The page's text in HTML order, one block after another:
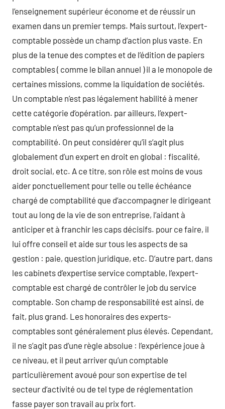
l’enseignement supérieur économe et de réussir un
examen dans un premier temps. Mais surtout, l’expert-
comptable possède un champ d’action plus vaste. En
plus de la tenue des comptes et de l’édition de papiers
comptables ( comme le bilan annuel ) il a le monopole de
certaines missions, comme la liquidation de sociétés.
Un comptable n’est pas légalement habilité à mener
cette catégorie d’opération. par ailleurs, l’expert-
comptable n’est pas qu’un professionnel de la
comptabilité. On peut considérer qu’il s’agit plus
globalement d’un expert en droit en global : fiscalité,
droit social, etc. A ce titre, son rôle est moins de vous
aider ponctuellement pour telle ou telle échéance
chargé de comptabilité que d’accompagner le dirigeant
tout au long de la vie de son entreprise, l’aidant à
anticiper et à franchir les caps décisifs. pour ce faire, il
lui offre conseil et aide sur tous les aspects de sa
gestion : paie, question juridique, etc. D’autre part, dans
les cabinets d’expertise service comptable, l’expert-
comptable est chargé de contrôler le job du service
comptable. Son champ de responsabilité est ainsi, de
fait, plus grand. Les honoraires des experts-
comptables sont généralement plus élevés. Cependant,
il ne s’agit pas d’une règle absolue : l’expérience joue à
ce niveau, et il peut arriver qu’un comptable
particulièrement avoué pour son expertise de tel
secteur d’activité ou de tel type de réglementation
fasse payer son travail au prix fort.